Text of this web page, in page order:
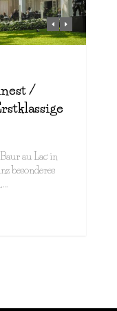
/
au Lac in
besonderes